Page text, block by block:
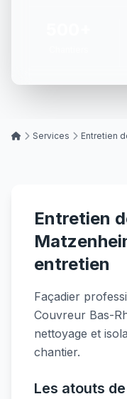
Services
Entretien
entretien
Façadier
Couvreur Bas-
nettoyage et
chantier.
Les atouts